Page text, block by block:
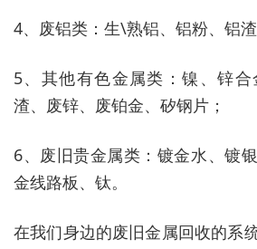
4、废铝类：生\熟铝、铝粉、铝
5、其他有色金属类：镍、锌
渣、废锌、废铂金、矽钢片；
6、废旧贵金属类：镀金水、镀
金线路板、钛。
在我们身边的废旧金属回收的系